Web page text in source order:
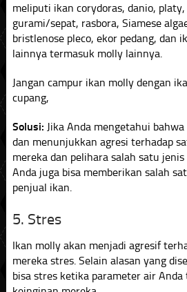
meliputi ikan corydoras, danio,
gurami/sepat, rasbora, Siamese
bristlenose pleco, ekor pedang, dan
lainnya termasuk molly lainnya.
Jangan campur ikan molly dengan
cupang,
Solusi: Jika Anda mengetahui
dan menunjukkan agresi terhadap
mereka dan pelihara salah satu
Anda juga bisa memberikan salah
penjual ikan.
5. Stres
Ikan molly akan menjadi agresif
mereka stres. Selain alasan yang
bisa stres ketika parameter air Anda